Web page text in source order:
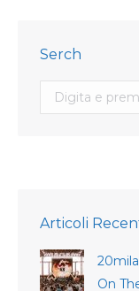
Serch
Search:
Articoli
On